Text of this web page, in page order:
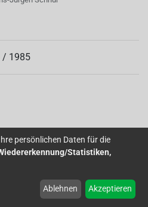
/ 1985
persönlichen Daten für die
Statistiken,
Ablehnen Akzeptieren